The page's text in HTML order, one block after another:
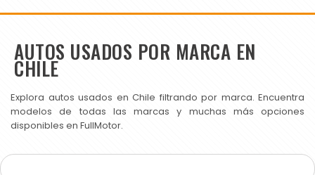
AUTOS USADOS POR MARCA EN
CHILE
Explora autos usados en Chile filtrando por marca. Encuentra
modelos de todas las marcas y muchas más opciones
disponibles en FullMotor.